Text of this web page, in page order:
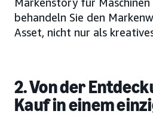
behandeln Sie den
Asset, nicht nur als
2. Von der
Kauf in einem